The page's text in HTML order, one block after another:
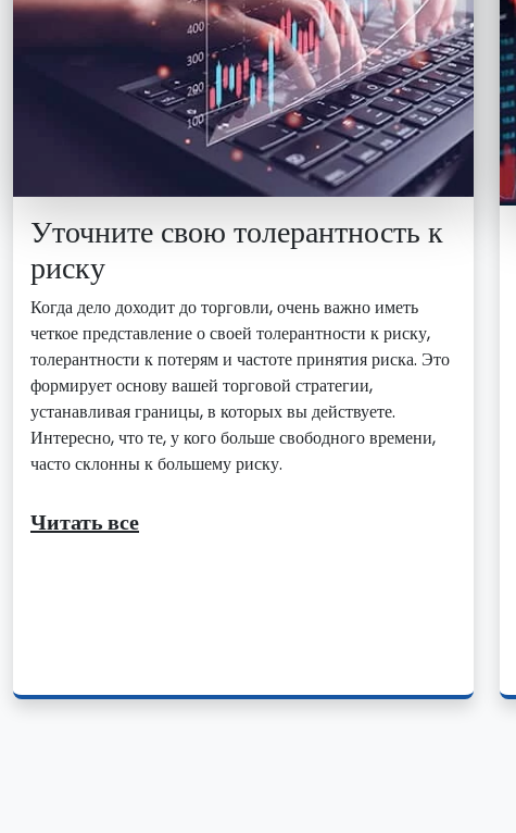
Уточните свою толерантность к
риску
Когда дело доходит до торговли, очень важно иметь
четкое представление о своей толерантности к риску,
толерантности к потерям и частоте принятия риска. Это
формирует основу вашей торговой стратегии,
устанавливая границы, в которых вы действуете.
Интересно, что те, у кого больше свободного времени,
часто склонны к большему риску.
Читать все